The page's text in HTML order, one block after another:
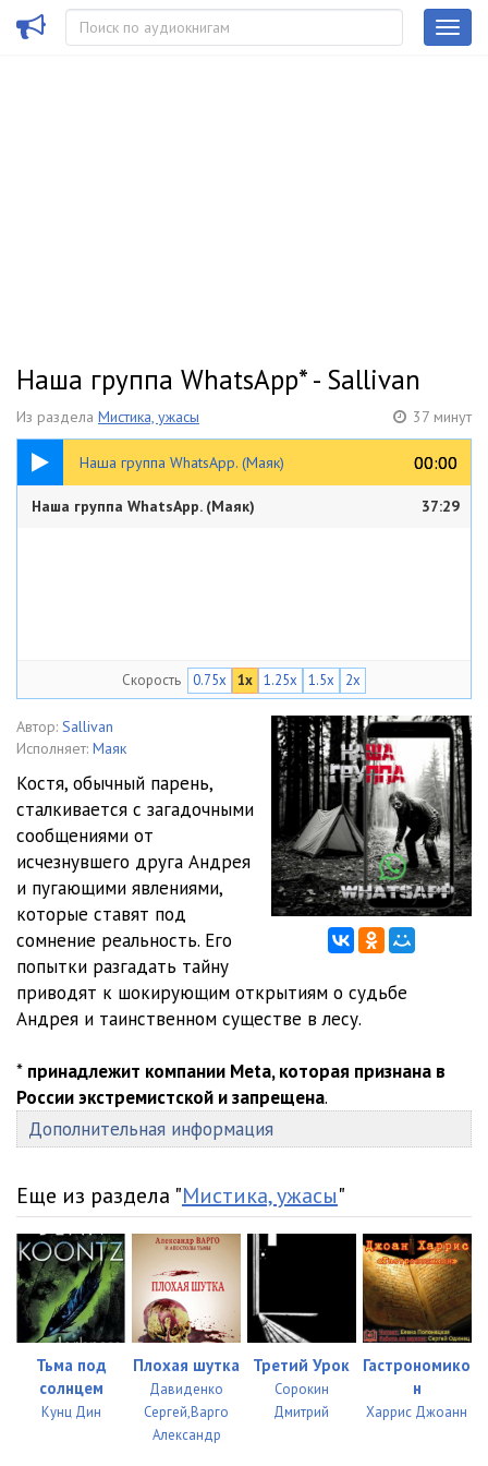
Наша группа WhatsApp* - Sallivan
Из раздела Мистика, ужасы 37 минут
Наша группа WhatsApp. (Маяк) 00:00
00:00
37:29
Наша группа WhatsApp. (Маяк) 37:29
Скорость 0.75x 1x 1.25x 1.5x 2x
Автор: Sallivan
Исполняет: Маяк
Костя, обычный парень,
сталкивается с загадочными
сообщениями от
исчезнувшего друга Андрея
и пугающими явлениями,
которые ставят под
сомнение реальность. Его
попытки разгадать тайну
приводят к шокирующим открытиям о судьбе
Андрея и таинственном существе в лесу.
* принадлежит компании Meta, которая признана в
России экстремистской и запрещена.
Дополнительная информация
Еще из раздела "Мистика, ужасы"
Тьма под
солнцем
Кунц Дин
Плохая шутка
Давиденко
Сергей,Варго
Александр
Третий Урок
Сорокин
Дмитрий
Гастрономико
н
Харрис Джоанн